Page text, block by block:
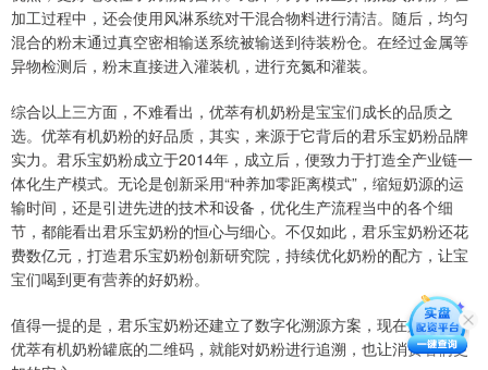
加工过程中，还会使用风淋系统对干混合物料进行清洁。随后，均匀
混合的粉末通过真空密相输送系统被输送到待装粉仓。在经过金属等
异物检测后，粉末直接进入灌装机，进行充氮和灌装。
综合以上三方面，不难看出，优萃有机奶粉是宝宝们成长的品质之
选。优萃有机奶粉的好品质，其实，来源于它背后的君乐宝奶粉品牌
实力。君乐宝奶粉成立于2014年，成立后，便致力于打造全产业链一
体化生产模式。无论是创新采用“种养加零距离模式”，缩短奶源的运
输时间，还是引进先进的技术和设备，优化生产流程当中的各个细
节，都能看出君乐宝奶粉的恒心与细心。不仅如此，君乐宝奶粉还花
费数亿元，打造君乐宝奶粉创新研究院，持续优化奶粉的配方，让宝
宝们喝到更有营养的好奶粉。
值得一提的是，君乐宝奶粉还建立了数字化溯源方案，现在只要扫描
优萃有机奶粉罐底的二维码，就能对奶粉进行追溯，也让消费者们更